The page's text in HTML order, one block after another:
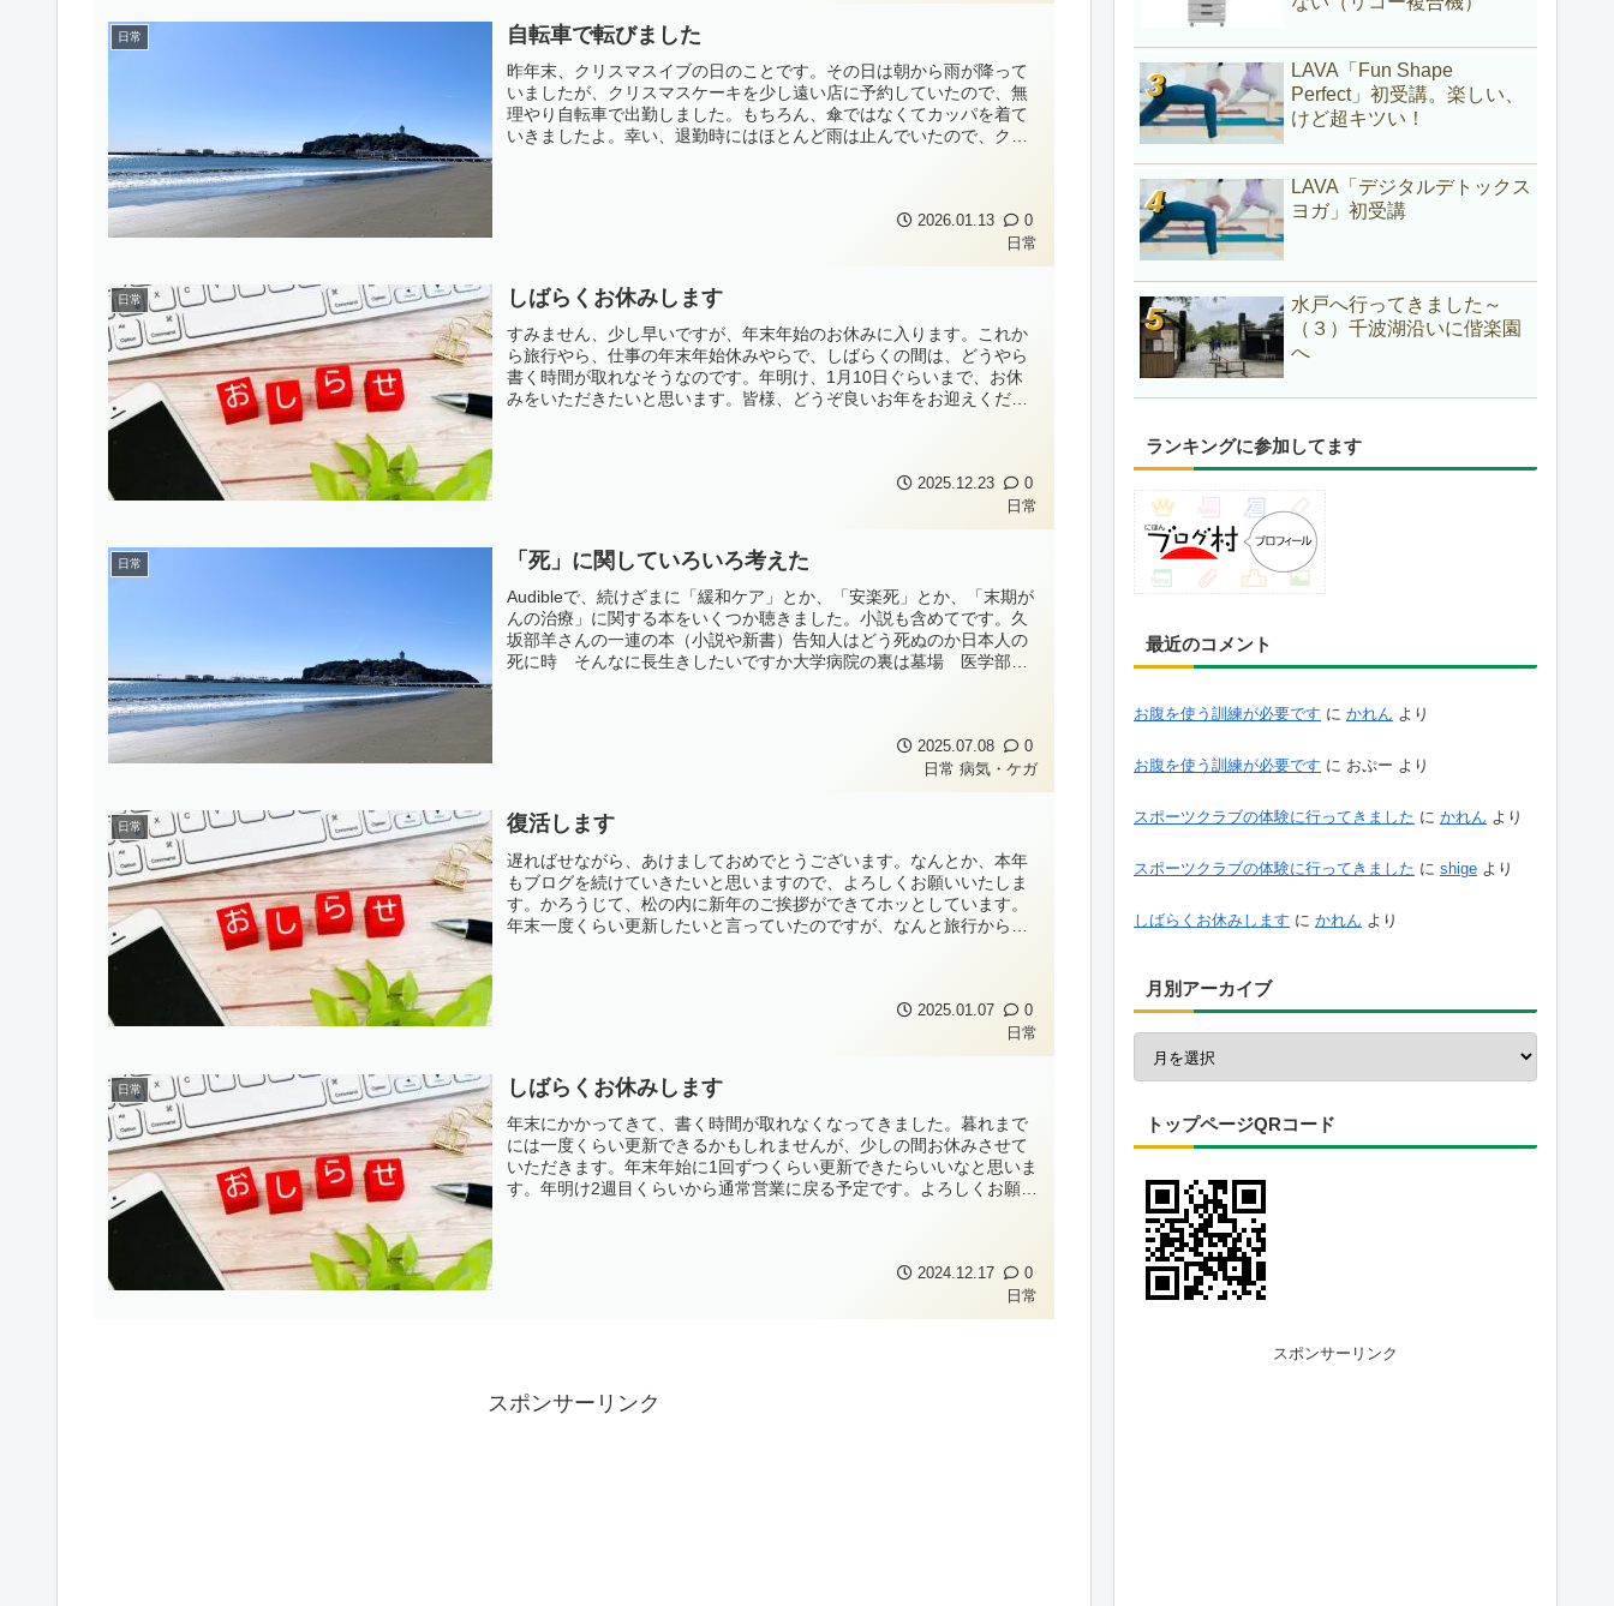
日常 自転車で転びました
昨年末、クリスマスイブの日のことです。その日は朝から雨が降って
いましたが、クリスマスケーキを少し遠い店に予約していたので、無
理やり自転車で出勤しました。もちろん、傘ではなくてカッパを着て
いきましたよ。幸い、退勤時にはほとんど雨は止んでいたので、クリ
2026.01.13
0
日常
日常 しばらくお休みします
すみません、少し早いですが、年末年始のお休みに入ります。これか
ら旅行やら、仕事の年末年始休みやらで、しばらくの間は、どうやら
書く時間が取れなそうなのです。年明け、1月10日ぐらいまで、お休
みをいただきたいと思います。皆様、どうぞ良いお年をお迎えくださ
2025.12.23
0
日常
日常 「死」に関していろいろ考えた
Audibleで、続けざまに「緩和ケア」とか、「安楽死」とか、「末期が
んの治療」に関する本をいくつか聴きました。小説も含めてです。久
坂部羊さんの一連の本（小説や新書）告知人はどう死ぬのか日本人の
死に時 そんなに長生きしたいですか大学病院の裏は墓場 医学部が
2025.07.08
0
日常 病気・ケガ
日常 復活します
遅ればせながら、あけましておめでとうございます。なんとか、本年
もブログを続けていきたいと思いますので、よろしくお願いいたしま
す。かろうじて、松の内に新年のご挨拶ができてホッとしています。
年末一度くらい更新したいと言っていたのですが、なんと旅行から帰
2025.01.07
0
日常
日常 しばらくお休みします
年末にかかってきて、書く時間が取れなくなってきました。暮れまで
には一度くらい更新できるかもしれませんが、少しの間お休みさせて
いただきます。年末年始に1回ずつくらい更新できたらいいなと思いま
す。年明け2週目くらいから通常営業に戻る予定です。よろしくお願い
2024.12.17
0
日常
スポンサーリンク
LAVA「Fun Shape
Perfect」初受講。楽しい、
けど超キツい！
LAVA「デジタルデトックス
ヨガ」初受講
水戸へ行ってきました～
（３）千波湖沿いに偕楽園
へ
ランキングに参加してます
最近のコメント
お腹を使う訓練が必要です に かれん より
お腹を使う訓練が必要です に おぷー より
スポーツクラブの体験に行ってきました に かれん より
スポーツクラブの体験に行ってきました に shige より
しばらくお休みします に かれん より
月別アーカイブ
トップページQRコード
スポンサーリンク